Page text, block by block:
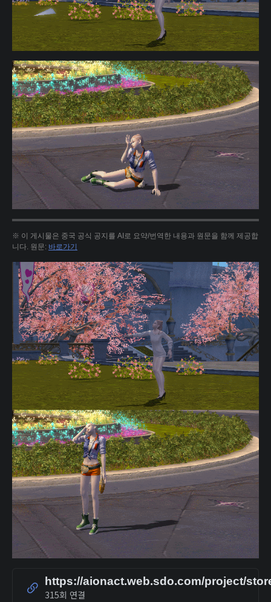
※ 이 게시물은 중국 공식 공지를 AI로 요약/번역한 내용과 원문을 함께 제공합
니다. 원문: 바로가기
https://aionact.web.sdo.com/project/
315회 연결